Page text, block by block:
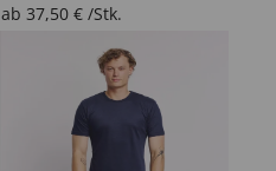
ab 37,50 € /Stk.